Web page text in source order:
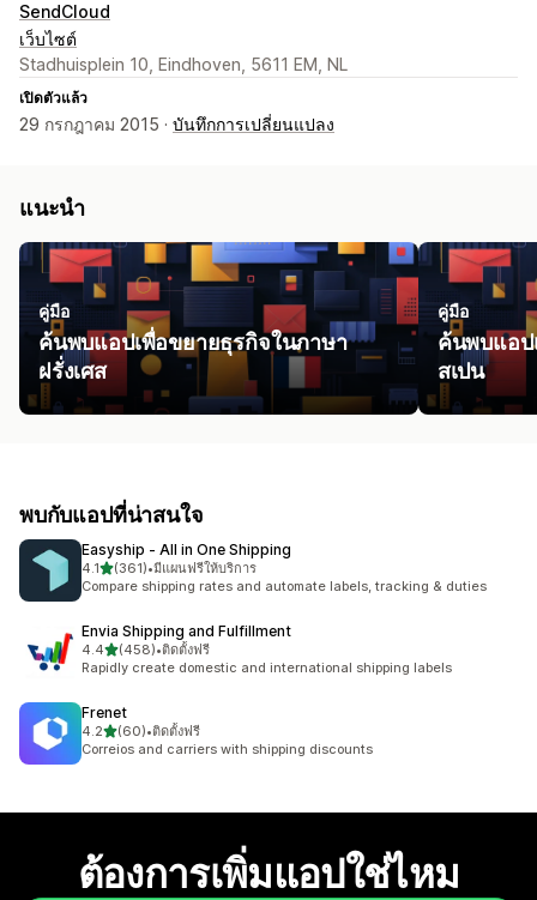
SendCloud
เว็บไซต์
Stadhuisplein 10, Eindhoven, 5611 EM, NL
เปิดตัวแล้ว
29 กรกฎาคม 2015 · บันทึกการเปลี่ยนแปลง
แนะนำ
คู่มือ
ค้นพบแอปเพื่อขยายธุรกิจในภาษา
ฝรั่งเศส
คู่มือ
ค้นพบแอป
สเปน
พบกับแอปที่น่าสนใจ
Easyship ‑ All in One Shipping
4.1เต็ม 5 ดาว
(361)
ทั้งหมด 361 รีวิว
•มีแผนฟรีให้บริการ
Compare shipping rates and automate labels, tracking & duties
Envia Shipping and Fulfillment
4.4เต็ม 5 ดาว
(458)
ทั้งหมด 458 รีวิว
•ติดตั้งฟรี
Rapidly create domestic and international shipping labels
Frenet
4.2เต็ม 5 ดาว
(60)
ทั้งหมด 60 รีวิว
•ติดตั้งฟรี
Correios and carriers with shipping discounts
ต้องการเพิ่มแอปใช่ไหม